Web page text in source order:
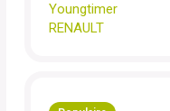
Youngtimer
RENAULT